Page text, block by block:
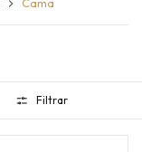
Filtrar